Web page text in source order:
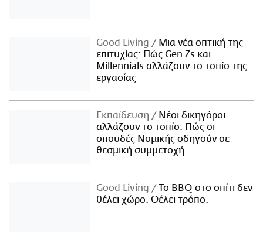
Good Living
Μια νέα οπτική της
επιτυχίας: Πώς Gen Zs και
Millennials αλλάζουν το τοπίο της
εργασίας
Εκπαίδευση
Νέοι δικηγόροι
αλλάζουν το τοπίο: Πώς οι
σπουδές Νομικής οδηγούν σε
θεσμική συμμετοχή
Good Living
Το BBQ στο σπίτι δεν
θέλει χώρο. Θέλει τρόπο.